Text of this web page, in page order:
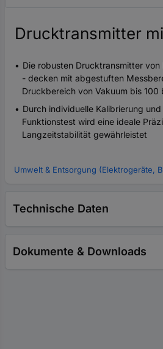
Drucktransmitter
Die robusten Drucktransmitter
- decken mit abgestuften
Druckbereich von Vakuum bis 100
Durch individuelle Kalibrierung
Funktionstest wird eine ideale
Langzeitstabilität gewährleistet
Umwelt & Entsorgung (Elektrogeräte,
Technische Daten
Dokumente & Downloads